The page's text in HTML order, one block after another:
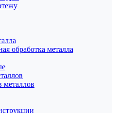
обработка металла
металлов